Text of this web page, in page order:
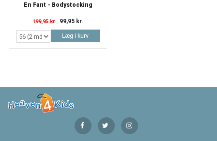
En Fant - Bodystocking
199,95 kr. 99,95 kr.
Læg i kurv